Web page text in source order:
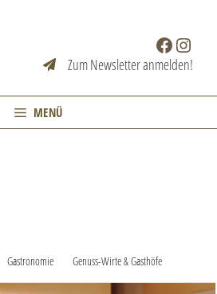
Facebook
Zum Newsletter anmelden!
MENÜ
Gastronomie Genuss-Wirte & Gasthöfe